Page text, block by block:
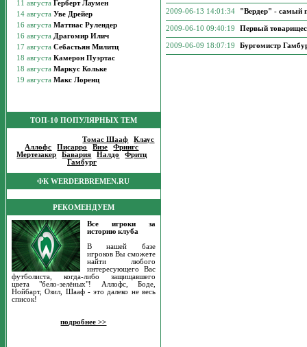
ТОП-10 ПОПУЛЯРНЫХ ТЕМ
:Томас Шааф |Клаус
Аллофс |Писарро |Визе |Фрингс
Мертезакер |Бавария |Налдо |Фритц
Гамбург
ФК WERDERBREMEN.RU
РЕКОМЕНДУЕМ
Все игроки за
историю клуба
В нашей базе
игроков Вы сможете
найти любого
интересующего Вас
футболиста, когда-либо защищавшего
цвета "бело-зелёных"! Аллофс, Боде,
Нойбарт, Озил, Шааф - это далеко не весь
список!
подробнее >>
2009-06-13 14:01:34 "Вердер" - самый
2009-06-10 09:40:19 Первый
2009-06-09 18:07:19 Бургомистр